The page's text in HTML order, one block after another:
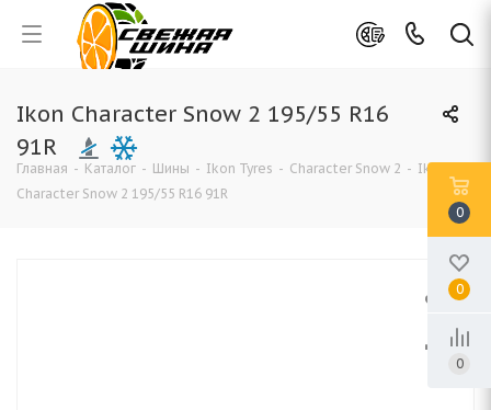
Ikon Character Snow 2 195/55 R16
91R
Главная - Каталог - Шины - Ikon Tyres - Character Snow 2 - Ikon
Character Snow 2 195/55 R16 91R
0
0
0